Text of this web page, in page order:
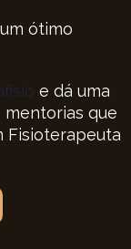
ótimo
e dá uma
que
Fisioterapeuta